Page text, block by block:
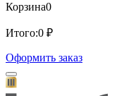
Корзина0
Итого:0 ₽
Оформить заказ